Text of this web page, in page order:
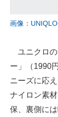
画像：
ユニクロの
ー」（1990
ニーズに応
ナイロン素
保、裏側に